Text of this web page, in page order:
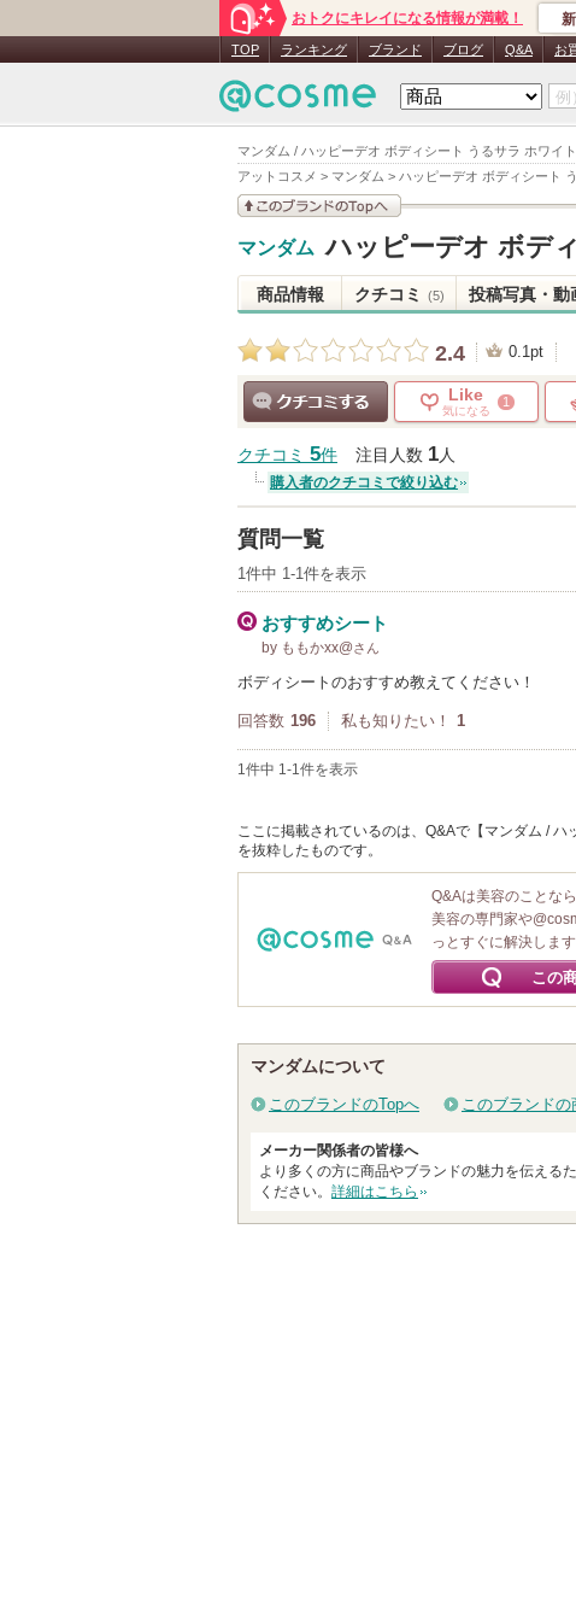
マンダム / ハッピーデオ ボディシート うるサラ ホワイ
アットコスメ > マンダム > ハッピーデオ ボディシート
おトクにキレイになる情報が満載！
TOP ランキング ブランド ブログ Q&A お
このブランドの情報を
マンダム ハッピーデオ ボデ
商品情報 クチコミ (5) 投稿写真・動
2.4 0.1pt
Like
気になる
1
クチコミ 5件 注目人数 1人
購入者のクチコミで絞り込む
質問一覧
1件中 1-1件を表示
おすすめシート
by ももかxx@さん
ボディシートのおすすめ教えてください！
回答数 196 私も知りたい！ 1
1件中 1-1件を表示
ここに掲載されているのは、Q&Aで【マンダム /
を抜粋したものです。
Q&Aは美容のことな
美容の専門家や
っとすぐに解決します
この
マンダムについて
このブランドのTopへ このブランド
メーカー関係者の皆様へ
より多くの方に商品やブランドの魅力を伝える
ください。 詳細はこちら